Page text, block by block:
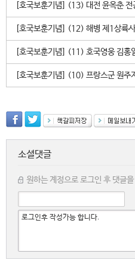
[호국보훈기념] (13) 대전 윤옥춘 전
[호국보훈기념] (12) 해병 제1상륙사
[호국보훈기념] (11) 호국영웅 김홍
[호국보훈기념] (10) 프랑스군 원주
소셜댓글
원하는 계정으로 로그인 후 댓글